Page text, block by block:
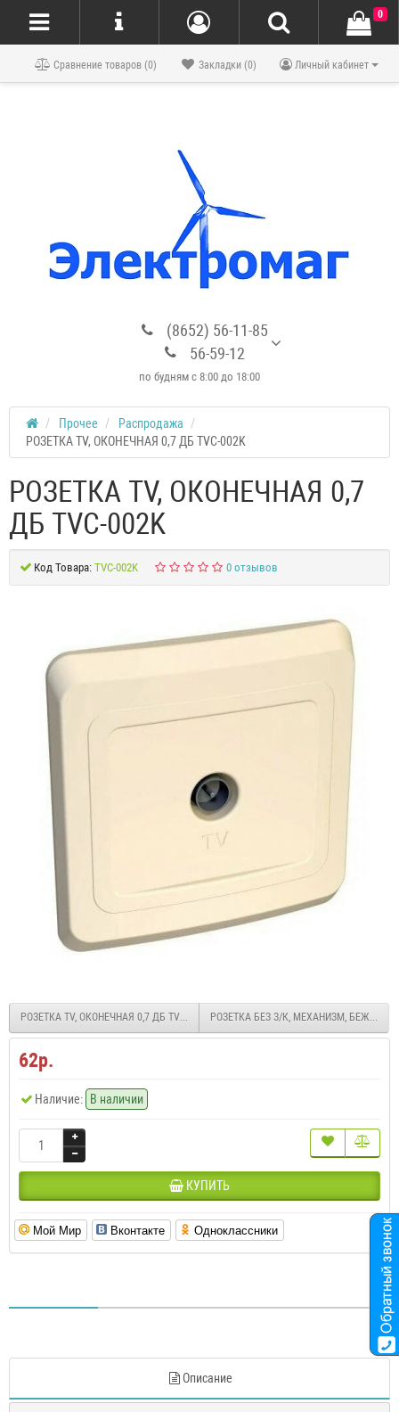
Блог
Личный кабинет
Закладки (0)
Сравнение товаров (0)
(8652) 56-11-85
56-59-12
по будням с 8:00 до 18:00
0
Прочее
Распродажа
РОЗЕТКА TV, ОКОНЕЧНАЯ 0,7 ДБ TVC-002K
РОЗЕТКА TV, ОКОНЕЧНАЯ 0,7
ДБ TVC-002K
Код Товара: TVC-002K 0 отзывов
РОЗЕТКА TV, ОКОНЕЧНАЯ 0,7 ДБ TVC-002B РОЗЕТКА БЕЗ З/К, МЕХАНИЗМ, БЕЖЕВЫЙ
62р.
Наличие: В наличии
КУПИТЬ
Мой Мир Вконтакте Одноклассники
Описание